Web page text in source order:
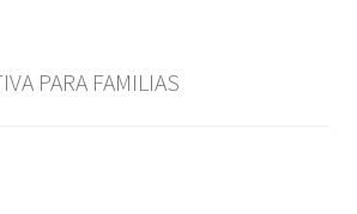
PARA FAMILIAS